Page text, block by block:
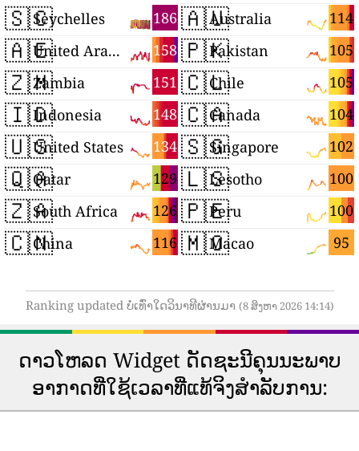
🇸🇨 186
Seychelles
🇦🇪 158
United Arab Emirates
🇿🇲 151
Zambia
🇮🇩 148
Indonesia
🇺🇸 134
United States
🇶🇦 129
Qatar
🇿🇦 126
South Africa
🇨🇳 116
China
🇦🇺 114
Australia
🇵🇰 105
Pakistan
🇨🇱 105
Chile
🇨🇦 104
Canada
🇸🇬 102
Singapore
🇱🇸 100
Lesotho
🇵🇪 100
Peru
🇲🇴 95
Macao
Ranking updated ບໍ່ເທົ່າໃດວິນາທີຜ່ານມາ (8 ສິງຫາ 2026 14:14)
ດາວ​ໂຫລດ Widget ດັດ​ຊະ​ນີ​ຄຸນ​ນະ​ພາບ​
ອາ​ກາດ​ທີ່​ໃຊ້​ເວ​ລາ​ທີ່​ແທ້​ຈິງ​ສໍາ​ລັບ​ການ​: